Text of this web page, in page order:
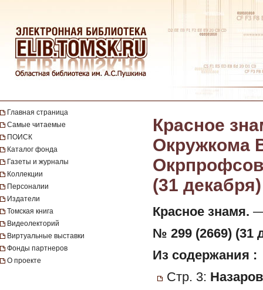
Главная страница
Самые читаемые
ПОИСК
Каталог фонда
Газеты и журналы
Коллекции
Персоналии
Издатели
Томская книга
Видеолекторий
Виртуальные выставки
Фонды партнеров
О проекте
Красное
Окружкома
(31 декабря)
Красное знамя. —
№ 299 (2669) (31
Из содержания :
Стр. 3: